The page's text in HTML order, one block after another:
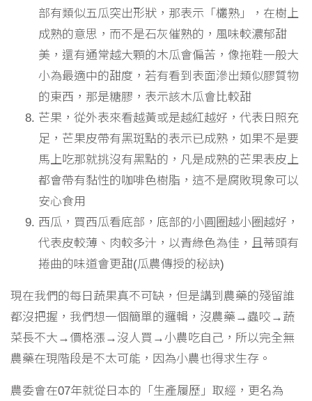
部有類似五瓜突出形狀，那表示「欉熟」，在樹上
成熟的意思，而不是石灰催熟的，風味較濃郁甜
美，還有通常越大顆的木瓜會偏苦，像拖鞋一般大
小為最適中的甜度，若有看到表面滲出類似膠質物
的東西，那是糖膠，表示該木瓜會比較甜
芒果，從外表來看越黃或是越紅越好，代表日照充
足，芒果皮帶有黑斑點的表示已成熟，如果不是要
馬上吃那就挑沒有黑點的，凡是成熟的芒果表皮上
都會帶有黏性的咖啡色樹脂，這不是腐敗現象可以
安心食用
西瓜，買西瓜看底部，底部的小圓圈越小圈越好，
代表皮較薄、肉較多汁，以青綠色為佳，且蒂頭有
捲曲的味道會更甜(瓜農傳授的秘訣)
現在我們的每日蔬果真不可缺，但是講到農藥的殘留誰
都沒把握，我們想一個簡單的邏輯，沒農藥→蟲咬→蔬
菜長不大→價格漲→沒人買→小農吃自己，所以完全無
農藥在現階段是不太可能，因為小農也得求生存。
農委會在07年就從日本的「生產履歷」取經，更名為